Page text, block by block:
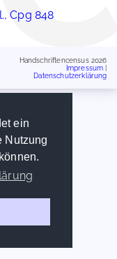
ein
Nutzung
Cpg 848
Handschriftencensus 2026
Impressum
Datenschutzerklärung